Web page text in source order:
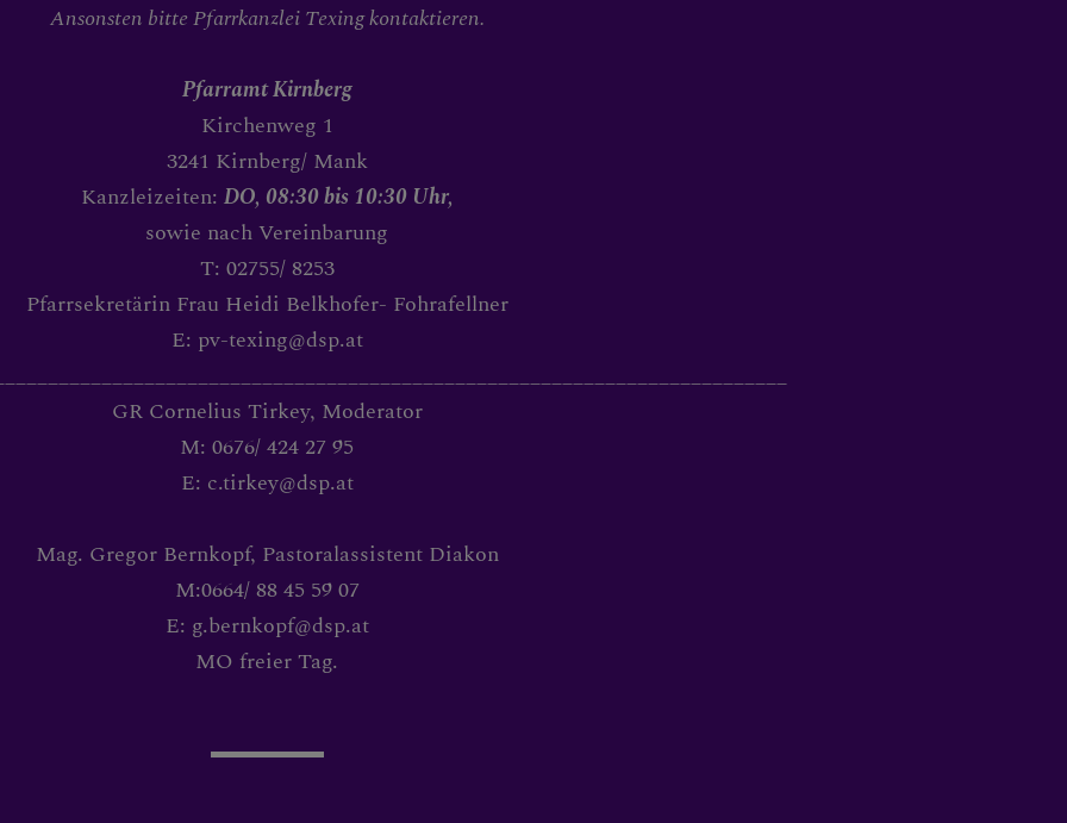
PFARRBÜCHEREI
Ansonsten bitte Pfarrkanzlei Texing kontaktieren.
Pfarramt Kirnberg
Kirchenweg 1
3241 Kirnberg/ Mank
Kanzleizeiten: DO, 08:30 bis 10:30 Uhr,
sowie nach Vereinbarung
T: 02755/ 8253
Pfarrsekretärin Frau Heidi Belkhofer- Fohrafellner
E: pv-texing@dsp.at
GR Cornelius Tirkey, Moderator
M: 0676/ 424 27 95
E: c.tirkey@dsp.at
Mag. Gregor Bernkopf, Pastoralassistent Diakon
M:0664/ 88 45 59 07
E: g.bernkopf@dsp.at
MO freier Tag.